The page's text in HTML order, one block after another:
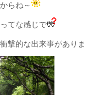
らね～
てな感じで
撃的な出来事があり